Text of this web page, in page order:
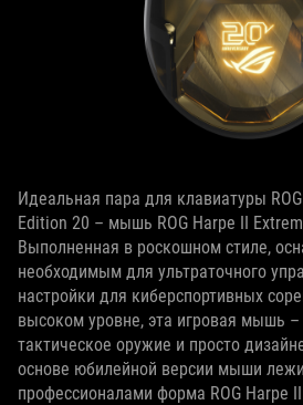
Идеальная пара для клавиатуры
Edition 20 – мышь ROG Harpe II
Выполненная в роскошном стиле,
необходимым для ультраточного
настройки для киберспортивных
высоком уровне, эта игровая мышь
тактическое оружие и просто
основе юбилейной версии мыши
профессионалами форма ROG Harpe